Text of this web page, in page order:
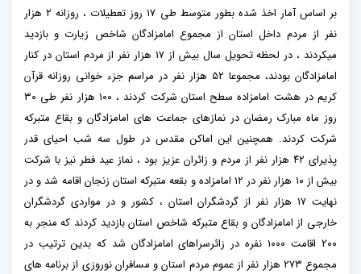
بر اساس آمار اخذ شده بطور متوسط طی ۱۷ روز تعطیلات ، روزانه ۲ هزار
نفر از مردم داخل استان از مجموع امامزادگان شاخص زیارت و بازدید
میکردند ، در لحظه تحویل سال بیش از ۱۷ هزار نفر از مردم استان در کنار
امامزادگان بودند، مجموعا ۵۲ هزار نفر در مراسم جزء خوانی روزانه قرآن
کریم در هشت امامزاده سطح استان شرکت کردند ، ۱۰۰ هزار نفر طی ۳۰
روز ماه مبارک رمضان در نمازهای جماعت های امامزادگان و بقاع متبرکه
شرکت کردند. همچنین این اماکن مقدس در طول سه شب احیای قدر
پذیرای ۴۲ هزار نفر از مردم و زائران عزیز بود ، نماز عید فطر نیز با شرکت
بیش از ۱۰ هزار نفر در ۱۲ امامزاده و بقعه متبرکه استان زنجان اقامه شد و در
نهایت ۱۷ هزار نفر از گردشگران استان ، کشور و در مواردی گردشگران
خارجی از امامزادگان و بقاع متبرکه شاخص استان بازدید کردند که منجر به
۲۰۰ اقامت ۱۰۰۰ نفره در زائرسراهای امامزادگان شد که بدین ترتیب در
مجموع ۲۷۳ هزار نفر از عموم مردم استان و مسافران نوروزی از برنامه های